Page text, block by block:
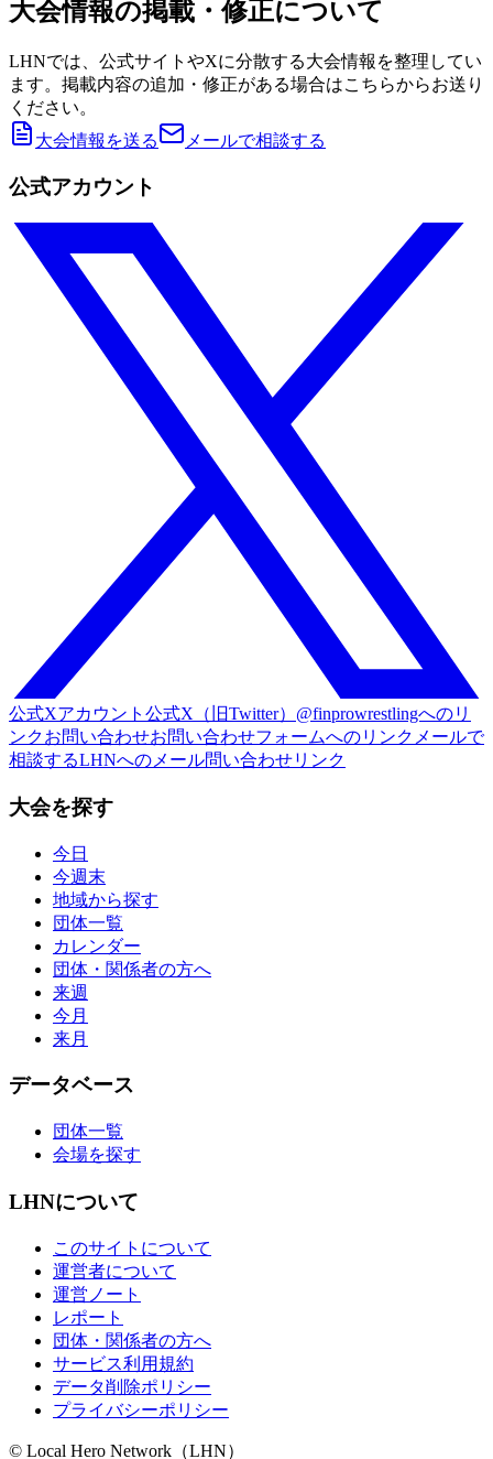
大会情報の掲載・修正について
LHNでは、公式サイトやXに分散する大会情報を整理してい
ます。掲載内容の追加・修正がある場合はこちらからお送り
ください。
大会情報を送る
メールで相談する
公式アカウント
公式Xアカウント 公式X（旧Twitter）@finprowrestlingへのリ
ンクお問い合わせお問い合わせフォームへのリンク メールで
相談するLHNへのメール問い合わせリンク
大会を探す
今日
今週末
地域から探す
団体一覧
カレンダー
団体・関係者の方へ
来週
今月
来月
データベース
団体一覧
会場を探す
LHNについて
このサイトについて
運営者について
運営ノート
レポート
団体・関係者の方へ
サービス利用規約
データ削除ポリシー
プライバシーポリシー
© Local Hero Network（LHN）